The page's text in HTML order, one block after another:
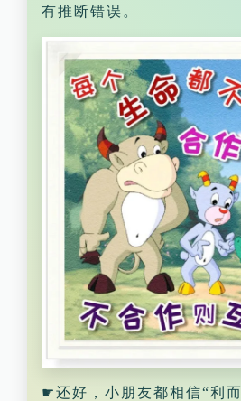
有推断错误。
☛还好，小朋友都相信“利